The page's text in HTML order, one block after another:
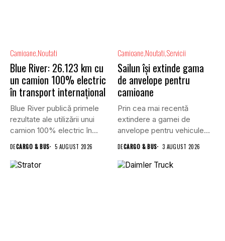
Camioane Noutati
Blue River: 26.123 km cu
un camion 100% electric
în transport internațional
Blue River publică primele
rezultate ale utilizării unui
camion 100% electric în...
DECARGO & BUS 5 AUGUST 2026
Camioane Noutati Servicii
Sailun își extinde gama
de anvelope pentru
camioane
Prin cea mai recentă
extindere a gamei de
anvelope pentru vehicule
DECARGO & BUS 3 AUGUST 2026